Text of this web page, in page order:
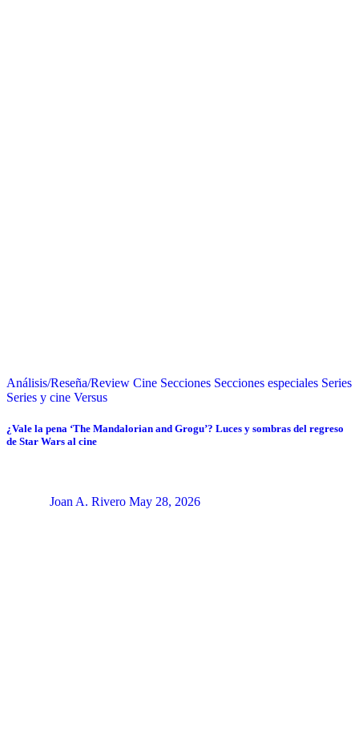
Análisis/Reseña/Review Cine Secciones Secciones especiales Series
Series y cine Versus
¿Vale la pena ‘The Mandalorian and Grogu’? Luces y sombras del regreso
de Star Wars al cine
Joan A. Rivero May 28, 2026